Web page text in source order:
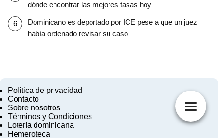
dónde encontrar las mejores tasas hoy
Dominicano es deportado por ICE pese a que un juez
había ordenado revisar su caso
Política de privacidad
Contacto
Sobre nosotros
Términos y Condiciones
Lotería dominicana
Hemeroteca